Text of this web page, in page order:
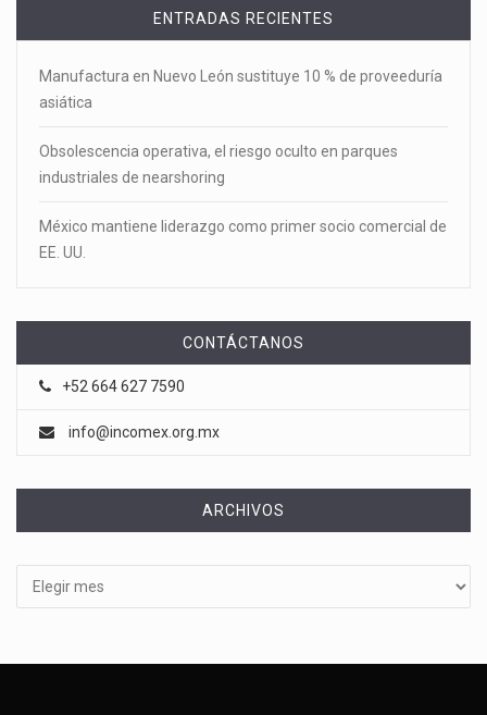
ENTRADAS RECIENTES
Manufactura en Nuevo León sustituye 10 % de proveeduría
asiática
Obsolescencia operativa, el riesgo oculto en parques
industriales de nearshoring
México mantiene liderazgo como primer socio comercial de
EE. UU.
CONTÁCTANOS
+52 664 627 7590
info@incomex.org.mx
ARCHIVOS